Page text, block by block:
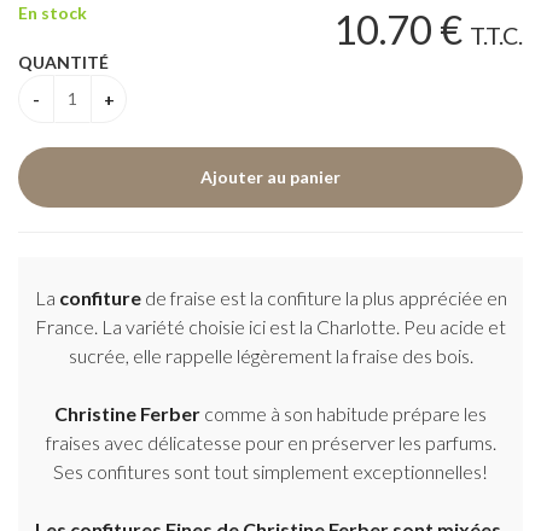
10.70 € T.T.C.
En stock
QUANTITÉ
La confiturede fraise est la confiture la plus appréciée en
France. La variété choisie ici est la Charlotte. Peu acide et
sucrée, elle rappelle légèrement la fraise des bois.
Christine Ferber comme à son habitude prépare les
fraises avec délicatesse pour en préserver les parfums.
Ses confitures sont tout simplement exceptionnelles!